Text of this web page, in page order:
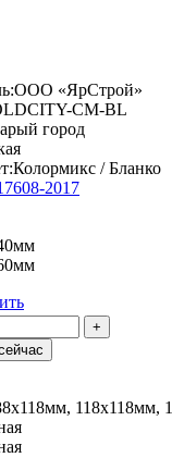
1590,00 ₽
–
1367,40 ₽
ООО «ЯрСтрой»
CM-BL
город
Колормикс / Бланко
2017
118х118мм,